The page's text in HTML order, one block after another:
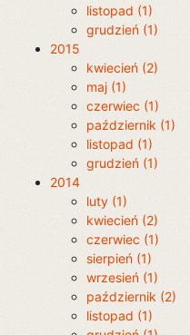
listopad (1)
grudzień (1)
2015
kwiecień (2)
maj (1)
czerwiec (1)
październik (1)
listopad (1)
grudzień (1)
2014
luty (1)
kwiecień (2)
czerwiec (1)
sierpień (1)
wrzesień (1)
październik (2)
listopad (1)